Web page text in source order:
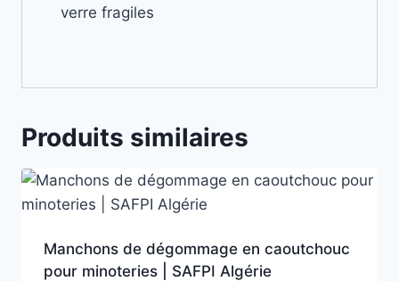
verre fragiles
Produits similaires
Manchons de dégommage en caoutchouc
pour minoteries | SAFPI Algérie